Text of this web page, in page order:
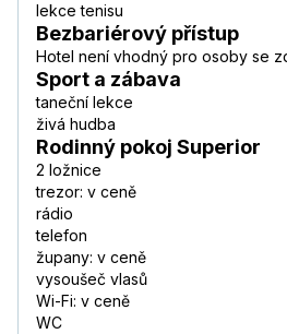
lekce tenisu
Bezbariérový přístup
Hotel není vhodný pro osoby se
Sport a zábava
taneční lekce
živá hudba
Rodinný pokoj Superior
2 ložnice
trezor: v ceně
rádio
telefon
župany: v ceně
vysoušeč vlasů
Wi-Fi: v ceně
WC